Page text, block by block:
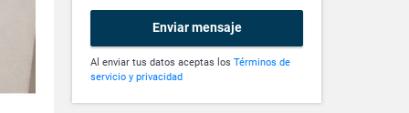
Enviar mensaje
Al enviar tus datos aceptas los Términos de
servicio y privacidad